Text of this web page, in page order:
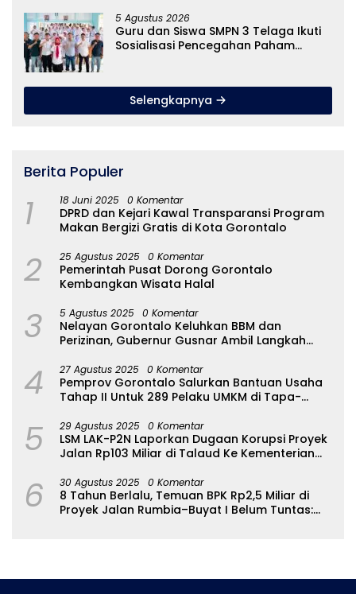
5 Agustus 2026
Guru dan Siswa SMPN 3 Telaga Ikuti
Sosialisasi Pencegahan Paham
Selengkapnya
Berita Populer
1 18 Juni 2025 0 Komentar
DPRD dan Kejari Kawal Transparansi Program
Makan Bergizi Gratis di Kota Gorontalo
2 25 Agustus 2025 0 Komentar
Pemerintah Pusat Dorong Gorontalo
Kembangkan Wisata Halal
3 5 Agustus 2025 0 Komentar
Nelayan Gorontalo Keluhkan BBM dan
Perizinan, Gubernur Gusnar Ambil Langkah
4 27 Agustus 2025 0 Komentar
Pemprov Gorontalo Salurkan Bantuan Usaha
Tahap II Untuk 289 Pelaku UMKM di Tapa-
5 29 Agustus 2025 0 Komentar
LSM LAK-P2N Laporkan Dugaan Korupsi Proyek
Jalan Rp103 Miliar di Talaud Ke Kementerian
6 30 Agustus 2025 0 Komentar
8 Tahun Berlalu, Temuan BPK Rp2,5 Miliar di
Proyek Jalan Rumbia–Buyat I Belum Tuntas: